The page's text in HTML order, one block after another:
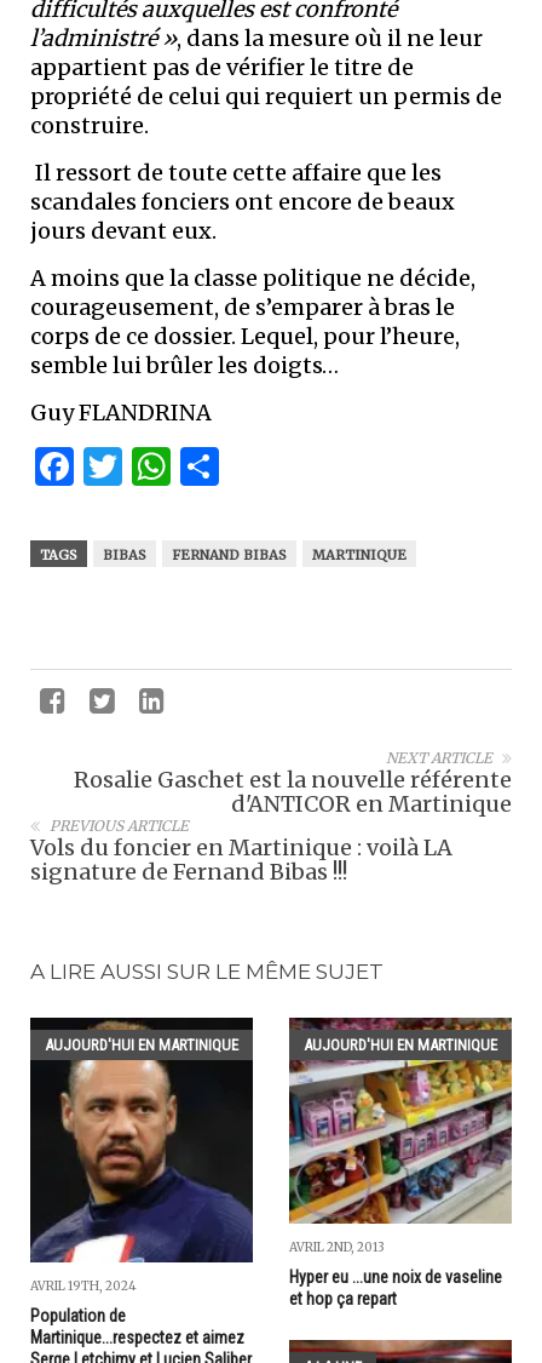
difficultés auxquelles est confronté
l’administré », dans la mesure où il ne leur
appartient pas de vérifier le titre de
propriété de celui qui requiert un permis de
construire.
Il ressort de toute cette affaire que les
scandales fonciers ont encore de beaux
jours devant eux.
A moins que la classe politique ne décide,
courageusement, de s’emparer à bras le
corps de ce dossier. Lequel, pour l’heure,
semble lui brûler les doigts…
Guy FLANDRINA
Facebook
Twitter
WhatsApp
TAGS BIBAS FERNAND BIBAS MARTINIQUE
NEXT ARTICLE
Rosalie Gaschet est la nouvelle référente
d'ANTICOR en Martinique
PREVIOUS ARTICLE
Vols du foncier en Martinique : voilà LA
signature de Fernand Bibas !!!
A LIRE AUSSI SUR LE MÊME SUJET
AUJOURD'HUI EN MARTINIQUE
AVRIL 19TH, 2024
Population de
Martinique...respectez et aimez
Serge Letchimy et Lucien Saliber
AUJOURD'HUI EN MARTINIQUE
AVRIL 2ND, 2013
Hyper eu ...une noix de vaseline
et hop ça repart